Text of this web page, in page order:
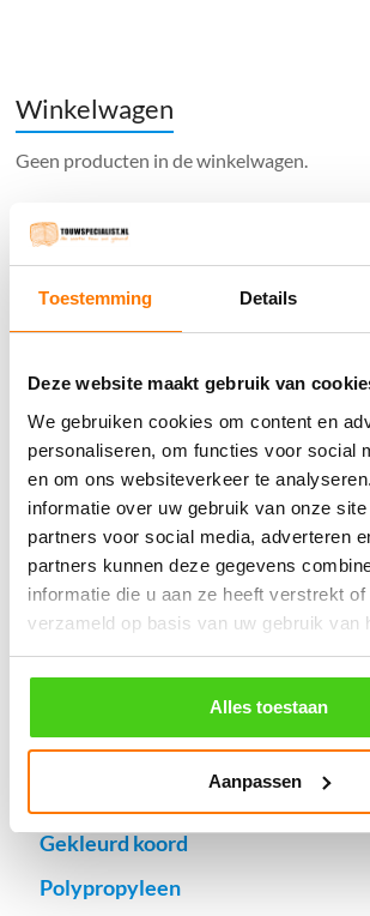
Toestemming Details
Deze website maakt gebruik van
We gebruiken cookies om content en
personaliseren, om functies voor social
en om ons websiteverkeer te
informatie over uw gebruik van onze
partners voor social media, adverteren
partners kunnen deze gegevens
informatie die u aan ze heeft verstrekt
verzameld op basis van uw gebruik van
Alles toestaan
Aanpassen
Winkelwagen
Geen producten in de winkelwagen.
֍ Groot aanbod & scherpe prijzen!
Verzendkosten €5,45, boven €70,- gratis
(* gewicht onder 32kg). Binnen 24 uur
Aantal meters worden geleverd aan een
Specifieke wensen (meerdere lengten) kunt u
invulveld "Bestelnotities (optioneel)".
© 2009 - 2026 | Touwspecialist.nl
It Fjild 4 - 8621 EA Heeg - Friesland
Tel. +31(0) 629353302 -
home
touw
Gekleurd koord
Polypropyleen